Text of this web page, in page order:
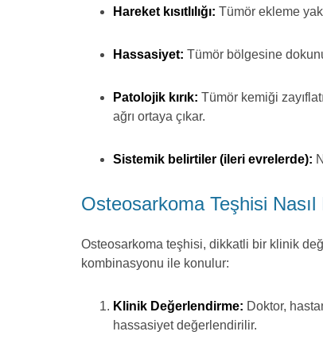
Hareket kısıtlılığı: Tümör ekleme
Hassasiyet: Tümör bölgesine
Patolojik kırık: Tümör kemiği
ağrı ortaya çıkar.
Sistemik belirtiler (ileri evrelerde):
Osteosarkoma Teşhisi Nasıl
Osteosarkoma teşhisi, dikkatli bir klinik
kombinasyonu ile konulur:
Klinik Değerlendirme: Doktor,
hassasiyet değerlendirilir.